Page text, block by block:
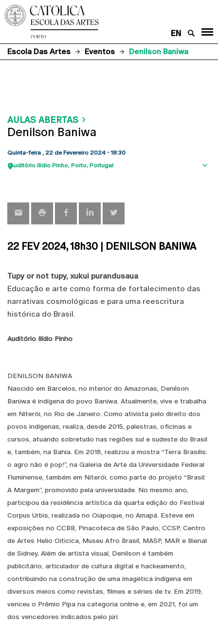
EN
Escola Das Artes
Eventos Denilson Baniwa
AULAS ABERTAS
Denilson Baniwa
Quinta-feira , 22 de Fevereiro 2024 - 18:30
Auditório Ilídio Pinho Porto Portugal
22 FEV 2024, 18h30 | DENILSON BANIWA
Tupy or not tupy, xukui purandusaua
Educação e arte como forma de fortalecimento das
narrativas cosmológicas e para uma reescritura
histórica do Brasil.
Auditório Ilídio Pinho
DENILSON BANIWA
Nascido em Barcelos, no interior do Amazonas, Denilson
Baniwa é indígena do povo Baniwa. Atualmente, vive e trabalha
em Niterói, no Rio de Janeiro. Como ativista pelo direito dos
povos indígenas, realiza, desde 2015, palestras, oficinas e
cursos, atuando sobretudo nas regiões sul e sudeste do Brasil
e, também, na Bahia. Em 2018, realizou a mostra “Terra Brasilis:
o agro não é pop!”, na Galeria de Arte da Universidade Federal
Fluminense, também em Niterói, como parte do projeto “Brasil:
A Margem”, promovido pela universidade. No mesmo ano,
participou da residência artística da quarta edição do Festival
Corpus Urbis, realizada no Oiapoque, no Amapá. Esteve em
exposições no CCBB, Pinacoteca de São Paulo, CCSP, Centro
de Artes Helio Oiticica, Museu Afro Brasil, MASP, MAR e Bienal
de Sidney. Além de artista visual, Denilson é também
publicitário, articulador de cultura digital e hackeamento,
contribuindo na construção de uma imagética indígena em
diversos meios como revistas, filmes e séries de tv. Em 2019,
venceu o Prêmio Pipa na categoria online e, em 2021, foi um
dos vencedores indicados pelo júri.